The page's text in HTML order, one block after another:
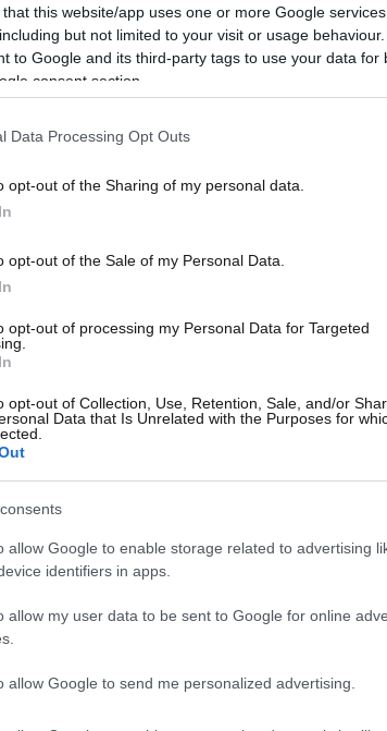
that this website/app uses one or more Google
but not limited to your visit or usage
to Google and its third-party tags to use your data for
consent section.
Data Processing Opt Outs
opt-out of the Sharing of my personal data.
opt-out of the Sale of my Personal Data.
opt-out of processing my Personal Data for Targeted
opt-out of Collection, Use, Retention, Sale, and/or
Data that Is Unrelated with the Purposes for
allow Google to enable storage related to advertising
identifiers in apps.
allow my user data to be sent to Google for online
allow Google to send me personalized advertising.
κρούει τον κώδωνα του κινδύνου
ιού στην Ελλάδα (συνολικά 803
276 περισσότερα απ’ ό,τι πέρυσι) κι
34 εκατ. άνθρωποι ζουν σε όλο τον
συνεχίζει την εκστρατεία
τη σωστή ενημέρωση και πρόληψη
ιδιαίτερα στους νέους.